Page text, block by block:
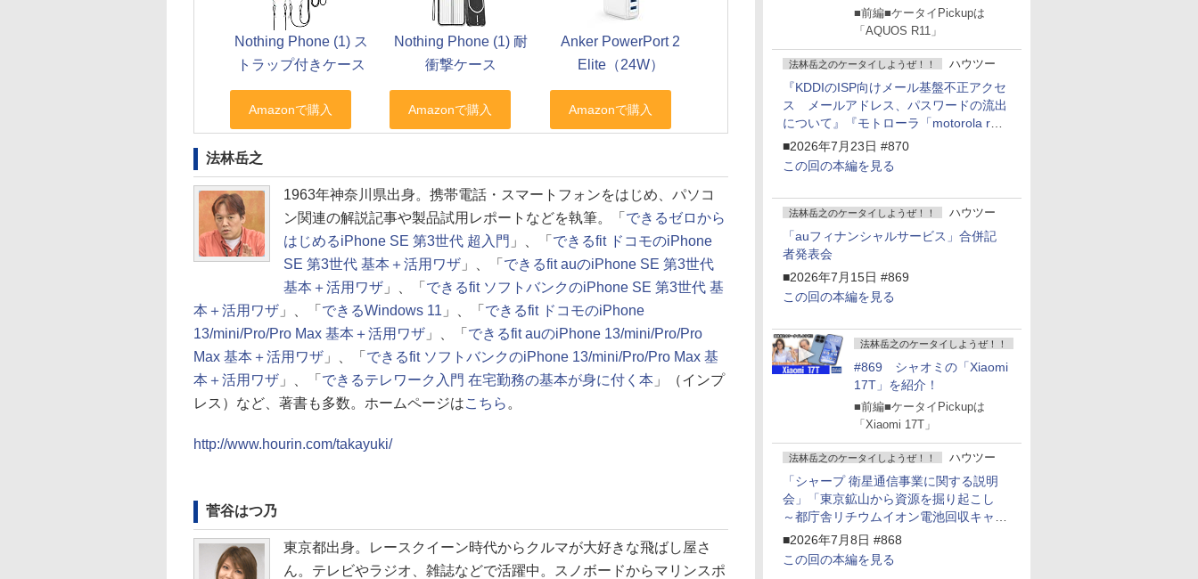
■前編■ケータイPickupは
「AQUOS R11」
法林岳之のケータイしようぜ！！ ハウツー
『KDDIのISP向けメール基盤不正アクセ
ス メールアドレス、パスワードの流出
について』『モトローラ「motorola razr
fold」発表』『サムスン「Galaxy
Unpacked」開催』
■2026年7月23日 #870
この回の本編を見る
法林岳之のケータイしようぜ！！ ハウツー
「auフィナンシャルサービス」合併記
者発表会
■2026年7月15日 #869
この回の本編を見る
法林岳之のケータイしようぜ！！
#869 シャオミの「Xiaomi
17T」を紹介！
■前編■ケータイPickupは
「Xiaomi 17T」
法林岳之のケータイしようぜ！！ ハウツー
「シャープ 衛星通信事業に関する説明
会」「東京鉱山から資源を掘り起こし
～都庁舎リチウムイオン電池回収キャン
ペーン～」
■2026年7月8日 #868
この回の本編を見る
Nothing Phone (1) ス
トラップ付きケース
Nothing Phone (1) 耐
衝撃ケース
Anker PowerPort 2
Elite（24W）
法林岳之
1963年神奈川県出身。携帯電話・スマートフォンをはじめ、パソコ
ン関連の解説記事や製品試用レポートなどを執筆。「 できるゼロから
はじめるiPhone SE 第3世代 超入門 」、「 できるfit ドコモのiPhone
SE 第3世代 基本＋活用ワザ 」、「 できるfit auのiPhone SE 第3世代
基本＋活用ワザ 」、「 できるfit ソフトバンクのiPhone SE 第3世代 基
本＋活用ワザ 」、「 できるWindows 11 」、「 できるfit ドコモのiPhone
13/mini/Pro/Pro Max 基本＋活用ワザ 」、「 できるfit auのiPhone 13/mini/Pro/Pro
Max 基本＋活用ワザ 」、「 できるfit ソフトバンクのiPhone 13/mini/Pro/Pro Max 基
本＋活用ワザ 」、「 できるテレワーク入門 在宅勤務の基本が身に付く本 」（インプ
レス）など、著書も多数。ホームページはこちら 。
http://www.hourin.com/takayuki/
菅谷はつ乃
東京都出身。レースクイーン時代からクルマが大好きな飛ばし屋さ
ん。テレビやラジオ、雑誌などで活躍中。スノボードからマリンスポ